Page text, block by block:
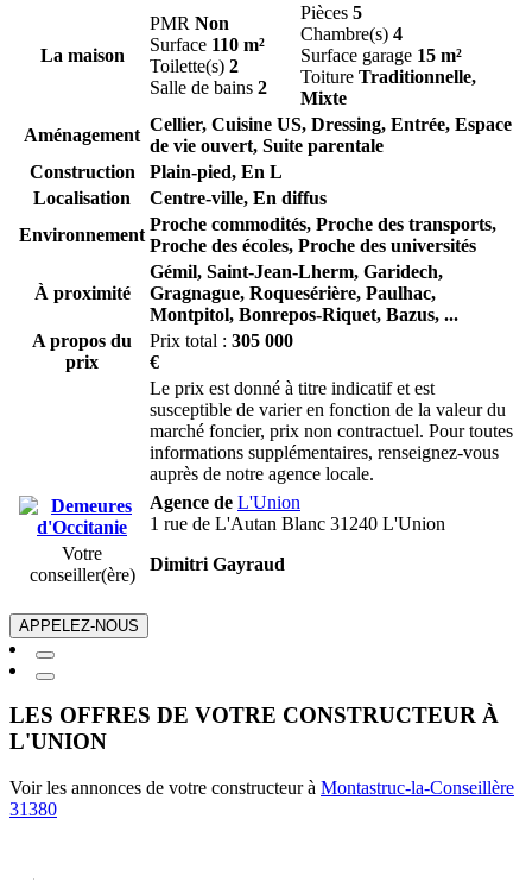
La maison
PMR Non
Surface 110 m²
Toilette(s) 2
Salle de bains 2
Pièces 5
Chambre(s) 4
Surface garage 15 m²
Toiture Traditionnelle,
Mixte
Aménagement
Cellier, Cuisine US, Dressing, Entrée, Espace
de vie ouvert, Suite parentale
Construction
Plain-pied, En L
Localisation
Centre-ville, En diffus
Environnement
Proche commodités, Proche des transports,
Proche des écoles, Proche des universités
À proximité
Gémil, Saint-Jean-Lherm, Garidech,
Gragnague, Roquesérière, Paulhac,
Montpitol, Bonrepos-Riquet, Bazus, ...
A propos du
prix
Prix total : 305 000
€
Le prix est donné à titre indicatif et est
susceptible de varier en fonction de la valeur du
marché foncier, prix non contractuel. Pour toutes
informations supplémentaires, renseignez-vous
auprès de notre agence locale.
Agence de L'Union
1 rue de L'Autan Blanc 31240 L'Union
Votre
conseiller(ère)
Dimitri Gayraud
APPELEZ-NOUS
LES OFFRES DE VOTRE CONSTRUCTEUR À
L'UNION
Voir les annonces de votre constructeur à Montastruc-la-Conseillère
31380